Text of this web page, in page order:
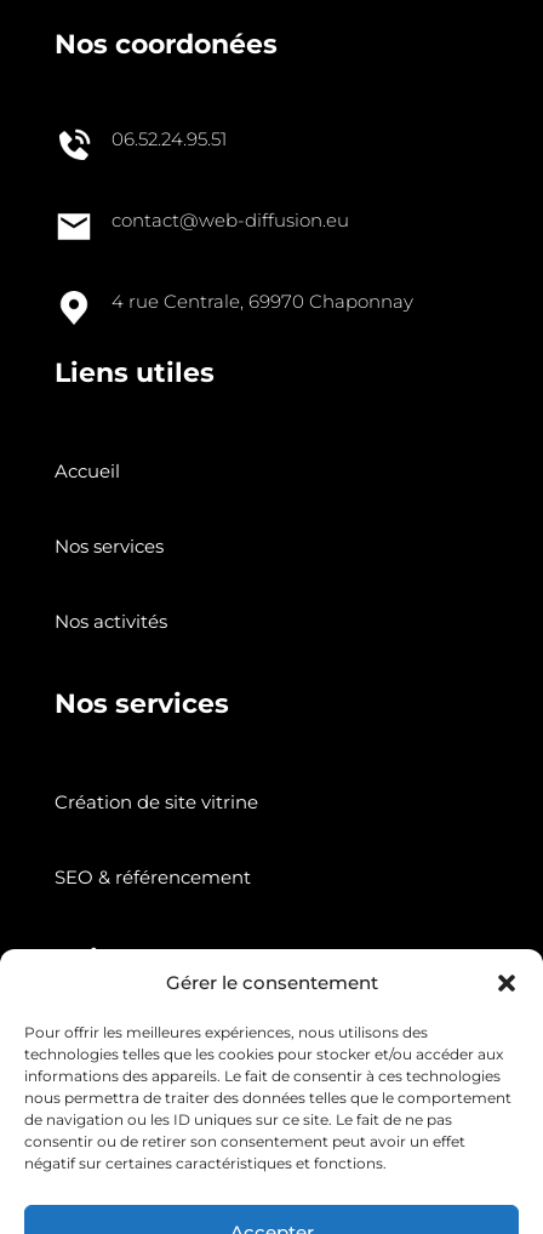
Gérer le consentement
Pour offrir les meilleures expériences, nous utilisons des
technologies telles que les cookies pour stocker et/ou accéder aux
informations des appareils. Le fait de consentir à ces technologies
nous permettra de traiter des données telles que le comportement
de navigation ou les ID uniques sur ce site. Le fait de ne pas
consentir ou de retirer son consentement peut avoir un effet
négatif sur certaines caractéristiques et fonctions.
Nos coordonées
06.52.24.95.51
contact@web-diffusion.eu
4 rue Centrale, 69970 Chaponnay
Liens utiles
Accueil
Nos services
Nos activités
Nos services
Création de site vitrine
SEO & référencement
Suivez nous
Copyright © 2026 Web Diffusion. Tous droits